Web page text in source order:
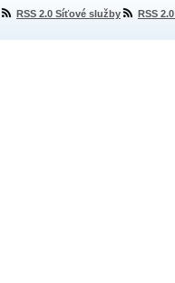
RSS 2.0 Síťové služby RSS